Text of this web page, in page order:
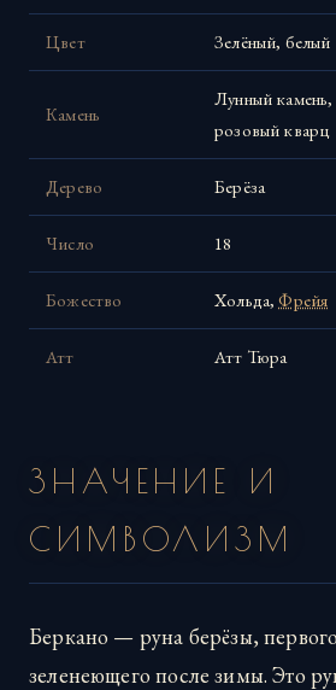
Цвет Зелёный, белый
Камень
Лунный
розовый кварц
Дерево Берёза
Число 18
Божество Хольда,Фрейя
Атт Атт Тюра
ЗНАЧЕНИЕ И
СИМВОЛИЗМ
Беркано — руна берёзы,
зеленеющего после зимы. Это